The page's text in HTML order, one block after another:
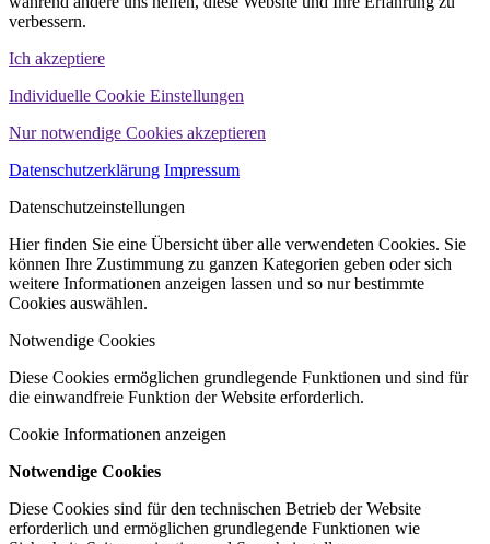
verbessern.
Ich akzeptiere
Individuelle Cookie Einstellungen
Nur notwendige Cookies akzeptieren
Datenschutzerklärung Impressum
Datenschutzeinstellungen
Hier finden Sie eine Übersicht über alle verwendeten Cookies. Sie
können Ihre Zustimmung zu ganzen Kategorien geben oder sich
weitere Informationen anzeigen lassen und so nur bestimmte
Cookies auswählen.
Notwendige Cookies
Diese Cookies ermöglichen grundlegende Funktionen und sind für
die einwandfreie Funktion der Website erforderlich.
Cookie Informationen anzeigen
Notwendige Cookies
Diese Cookies sind für den technischen Betrieb der Website
erforderlich und ermöglichen grundlegende Funktionen wie